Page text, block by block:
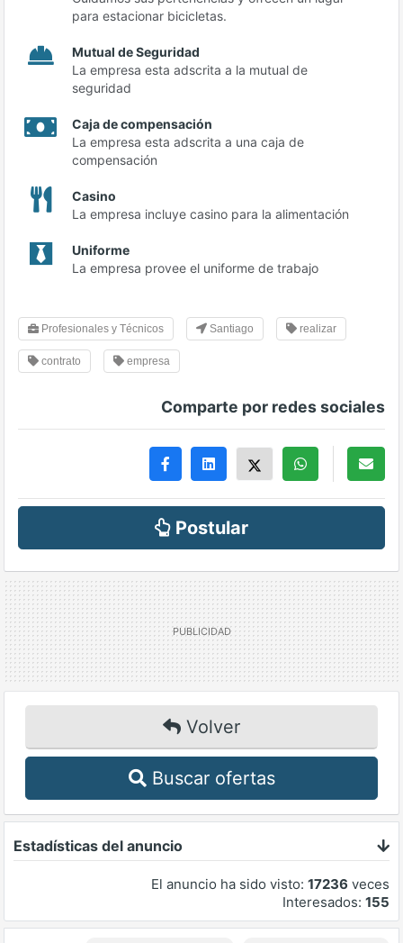
para estacionar bicicletas.
Mutual de Seguridad
La empresa esta adscrita a la mutual de
seguridad
Caja de compensación
La empresa esta adscrita a una caja de
compensación
Casino
La empresa incluye casino para la alimentación
Uniforme
La empresa provee el uniforme de trabajo
Profesionales y Técnicos Santiago realizar
contrato empresa
Comparte por redes sociales
Postular
Volver
Buscar ofertas
Estadísticas del anuncio
El anuncio ha sido visto: 17236 veces
Interesados: 155